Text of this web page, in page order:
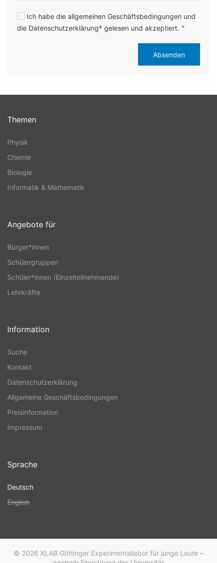
Ich habe die allgemeinen Geschäftsbedingungen und
die Datenschutzerklärung* gelesen und akzeptiert. *
Absenden
Themen
Physik
Chemie
Biologie
Informatik & Mathematik
Angebote für
Bürger*innen
Schülergruppen
Schüler*innen (Einzelteilnehmende)
Lehrkräfte
Information
Suche
Kontakt
Datenschutzerklärung
Allgemeine Geschäftsbedingungen
Preisinformation
Impressum
Sprache
Deutsch
English
© 2026 XLAB Göttinger Experimentallabor für junge Leute –